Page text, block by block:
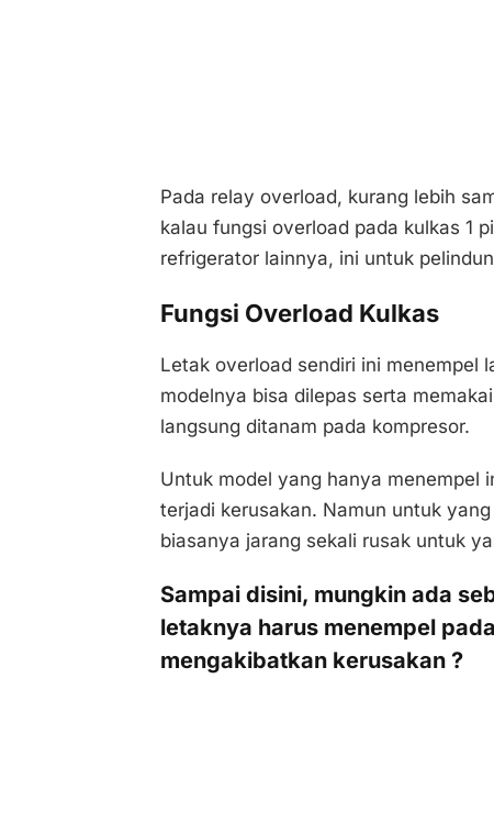
Pada relay overload, kurang lebih
kalau fungsi overload pada kulkas 1
refrigerator lainnya, ini untuk
Fungsi Overload Kulkas
Letak overload sendiri ini menempel
modelnya bisa dilepas serta
langsung ditanam pada kompresor.
Untuk model yang hanya menempel
terjadi kerusakan. Namun untuk
biasanya jarang sekali rusak untuk
Sampai disini, mungkin ada
letaknya harus menempel
mengakibatkan kerusakan ?